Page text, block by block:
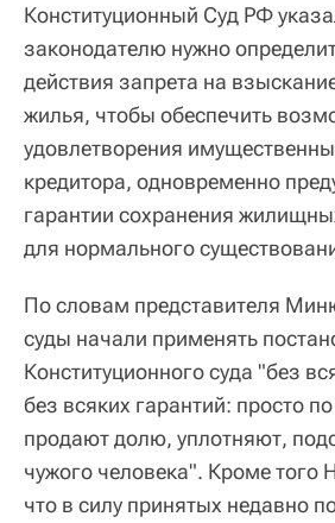
Конституционный Суд РФ
законодателю нужно
действия запрета на
жилья, чтобы обеспечить
удовлетворения
кредитора, одновременно
гарантии сохранения
для нормального
По словам представителя
суды начали применять
Конституционного суда "без
без всяких гарантий: просто
продают долю, уплотняют,
чужого человека". Кроме того
что в силу принятых недавно